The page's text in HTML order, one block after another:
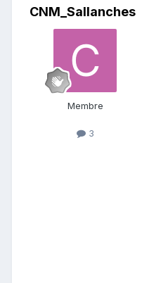
CNM_Sallanches
Membre
3